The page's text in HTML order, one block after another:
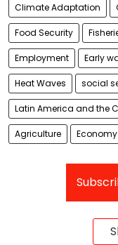
Climate Adaptation
Food Security
Employment Early
Heat Waves social
Latin America and the
Agriculture Economy